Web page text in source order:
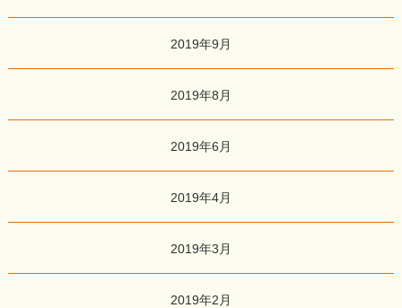
2019年9月
2019年8月
2019年6月
2019年4月
2019年3月
2019年2月